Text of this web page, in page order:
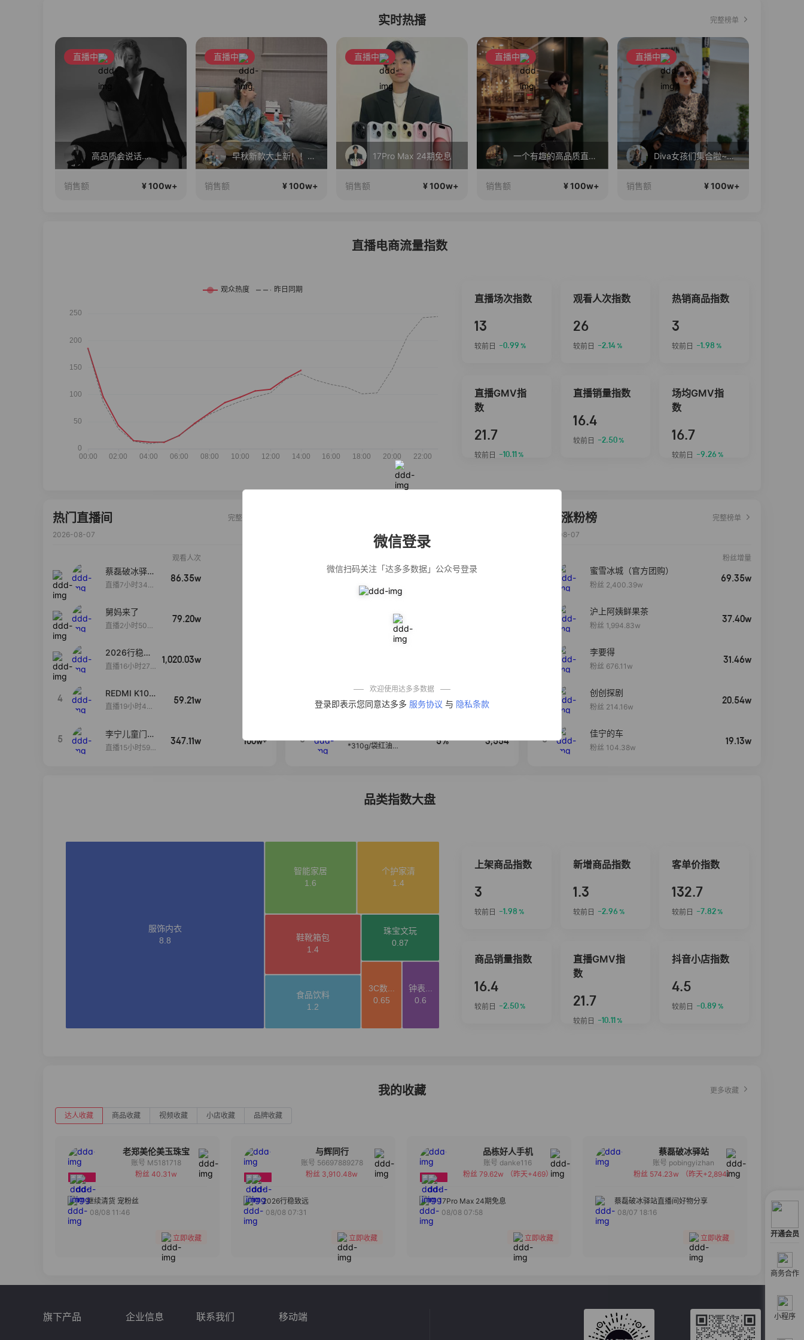
开通会员
商务合作
小程序
微信登录
微信扫码关注「达多多数据」公众号登录
欢迎使用达多多数据
登录即表示您同意达多多 服务协议 与 隐私条款
实时热播 完整榜单
直播中
高品质会说话….
销售额 ¥ 100w+
直播中
早秋新款大上新！！！！
销售额 ¥ 100w+
直播中
17Pro Max 24期免息
销售额 ¥ 100w+
直播中
一个有趣的高品质直播间~
销售额 ¥ 100w+
直播中
Diva女孩们集合啦~意大利料特产来啦！
销售额 ¥ 100w+
直播电商流量指数
直播场次指数
13
较前日 -0.99 %
观看人次指数
26
较前日 -2.14%
热销商品指数
3
较前日 -1.98 %
直播GMV指
数
21.7
较前日 -10.11 %
直播销量指数
16.4
较前日 -2.50%
场均GMV指
数
16.7
较前日 -9.26 %
热门直播间
完整榜单
2026-08-07
观看人次
蔡磊破冰驿站
直播间好物分
直播7小时34分
86.35w
舅妈来了
直播2小时50分
79.20w
2026行稳致
远
直播16小时27
1,020.03w
4
REDMI K100
Pro系列新品
启！
直播19小时43
59.21w
5
李宁儿童门店
爆款赤兔8pr
直播15小时59
347.11w 100w+
公仔牌顽渍净洗
污渍除菌除螨3倍
【净浮生】油污
净厨房油烟机去
重油污去油王污
渍清洁剂油烟净
免煮开袋即食劲
艾草抽绳式免撕
垃圾袋大号特厚
50% 3,640
5
*310g/袋红油麻
5% 3,554
达人涨粉榜
完整榜单
2026-08-07
粉丝增量
蜜雪冰城（官方团购）
粉丝 2,400.39w
69.35w
沪上阿姨鲜果茶
粉丝 1,994.83w
37.40w
李要得
粉丝 676.11w
31.46w
创创探剧
粉丝 214.16w
20.54w
5
佳宁的车
粉丝 104.38w
19.13w
品类指数大盘
上架商品指数
3
较前日 -1.98 %
新增商品指数
1.3
较前日 -2.96 %
客单价指数
132.7
较前日 -7.82%
商品销量指数
16.4
较前日 -2.50%
直播GMV指
数
21.7
较前日 -10.11 %
抖音小店指数
4.5
较前日 -0.89 %
我的收藏 更多收藏
达人收藏 商品收藏 视频收藏 小店收藏 品牌收藏
老郑美伦美玉珠宝
备注
账号 M5181718
粉丝 40.31w
继续清货 宠粉丝
08/08 11:46
立即收藏
与辉同行
备注
账号 56697889278
粉丝 3,910.48w
2026行稳致远
08/08 07:31
立即收藏
品栋好人手机
备注
分组
账号 danke116
粉丝 79.62w
（昨天+469）
17Pro Max 24期免息
08/08 07:58
立即收藏
蔡磊破冰驿站
备注
分组
账号 pobingyizhan
粉丝 574.23w
（昨天+2,894）
蔡磊破冰驿站直播间好物分享
08/07 18:16
立即收藏
旗下产品 企业信息 联系我们 移动端